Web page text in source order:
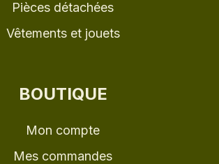
Pièces détachées
Vêtements et jouets
BOUTIQUE
Mon compte
Mes commandes